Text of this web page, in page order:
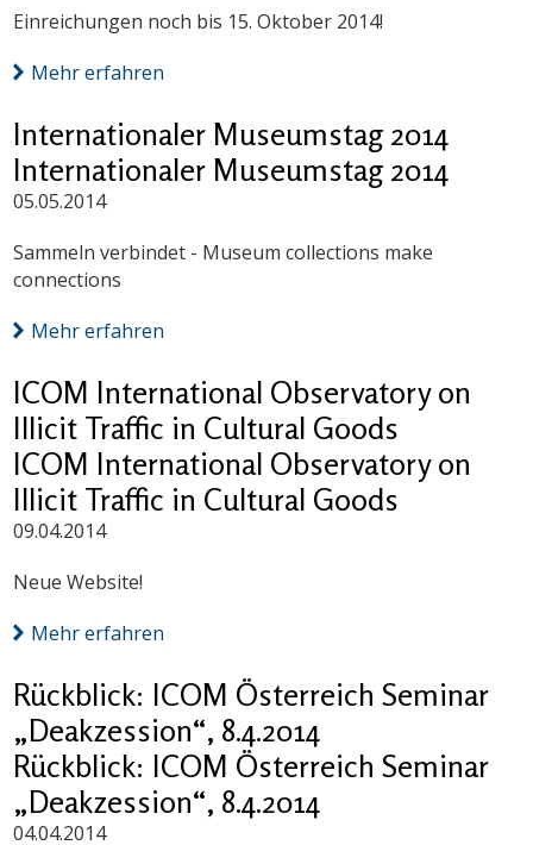
Einreichungen noch bis 15. Oktober 2014!
Mehr erfahren
Internationaler Museumstag 2014
Internationaler Museumstag 2014
05.05.2014
Sammeln verbindet - Museum collections make
connections
Mehr erfahren
ICOM International Observatory on
Illicit Traffic in Cultural Goods
ICOM International Observatory on
Illicit Traffic in Cultural Goods
09.04.2014
Neue Website!
Mehr erfahren
Rückblick: ICOM Österreich Seminar
„Deakzession“, 8.4.2014
Rückblick: ICOM Österreich Seminar
„Deakzession“, 8.4.2014
04.04.2014